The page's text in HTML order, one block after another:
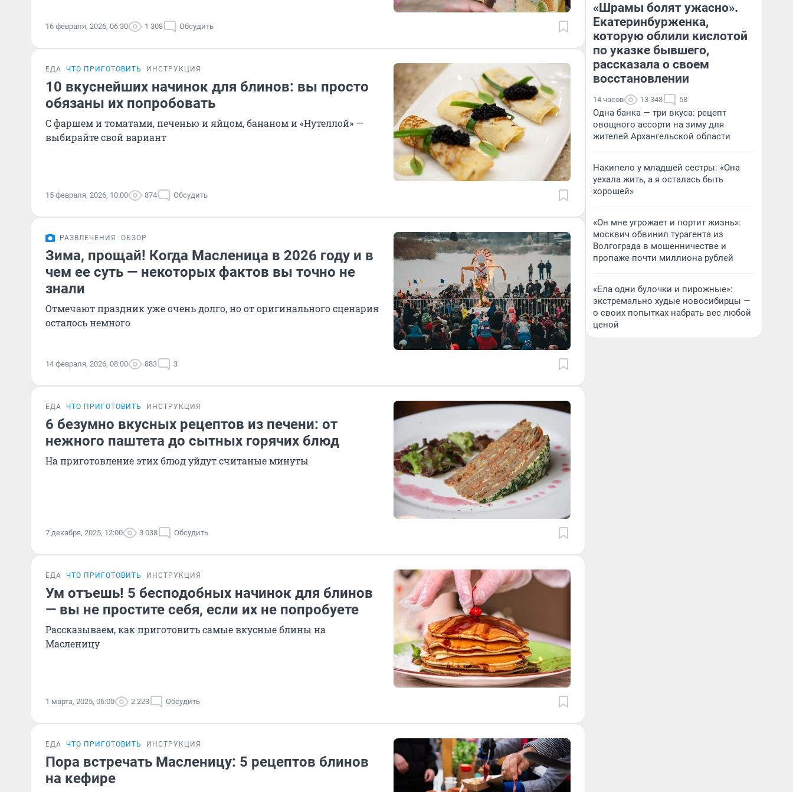
16 февраля, 2026, 06:30 1 308 Обсудить
ЕДА ЧТО ПРИГОТОВИТЬ ИНСТРУКЦИЯ
10 вкуснейших начинок для блинов: вы просто
обязаны их попробовать
С фаршем и томатами, печенью и яйцом, бананом и «Нутеллой» —
выбирайте свой вариант
15 февраля, 2026, 10:00 874 Обсудить
РАЗВЛЕЧЕНИЯ ОБЗОР
Зима, прощай! Когда Масленица в 2026 году и в
чем ее суть — некоторых фактов вы точно не
знали
Отмечают праздник уже очень долго, но от оригинального сценария
осталось немного
14 февраля, 2026, 08:00 883 3
ЕДА ЧТО ПРИГОТОВИТЬ ИНСТРУКЦИЯ
6 безумно вкусных рецептов из печени: от
нежного паштета до сытных горячих блюд
На приготовление этих блюд уйдут считаные минуты
7 декабря, 2025, 12:00 3 038 Обсудить
ЕДА ЧТО ПРИГОТОВИТЬ ИНСТРУКЦИЯ
Ум отъешь! 5 бесподобных начинок для блинов
— вы не простите себя, если их не попробуете
Рассказываем, как приготовить самые вкусные блины на
Масленицу
1 марта, 2025, 06:00 2 223 Обсудить
ЕДА ЧТО ПРИГОТОВИТЬ ИНСТРУКЦИЯ
Пора встречать Масленицу: 5 рецептов блинов
на кефире
«Шрамы болят ужасно».
Екатеринбурженка,
которую облили кислотой
по указке бывшего,
рассказала о своем
восстановлении
14 часов 13 348 58
Одна банка — три вкуса: рецепт
овощного ассорти на зиму для
жителей Архангельской области
Накипело у младшей сестры: «Она
уехала жить, а я осталась быть
хорошей»
«Он мне угрожает и портит жизнь»:
москвич обвинил турагента из
Волгограда в мошенничестве и
пропаже почти миллиона рублей
«Ела одни булочки и пирожные»:
экстремально худые новосибирцы —
о своих попытках набрать вес любой
ценой